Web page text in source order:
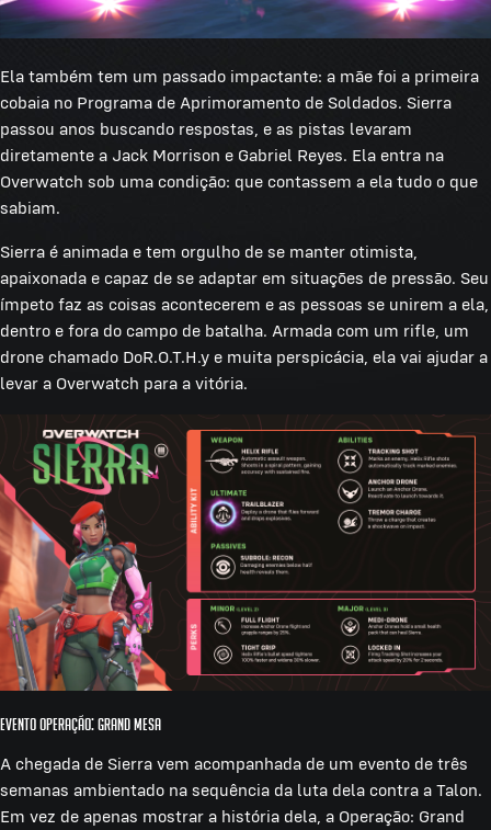
Ela também tem um passado impactante: a mãe foi a primeira
cobaia no Programa de Aprimoramento de Soldados. Sierra
passou anos buscando respostas, e as pistas levaram
diretamente a Jack Morrison e Gabriel Reyes. Ela entra na
Overwatch sob uma condição: que contassem a ela tudo o que
sabiam.
Sierra é animada e tem orgulho de se manter otimista,
apaixonada e capaz de se adaptar em situações de pressão. Seu
ímpeto faz as coisas acontecerem e as pessoas se unirem a ela,
dentro e fora do campo de batalha. Armada com um rifle, um
drone chamado DoR.O.T.H.y e muita perspicácia, ela vai ajudar a
levar a Overwatch para a vitória.
Evento Operação: Grand Mesa
A chegada de Sierra vem acompanhada de um evento de três
semanas ambientado na sequência da luta dela contra a Talon.
Em vez de apenas mostrar a história dela, a Operação: Grand